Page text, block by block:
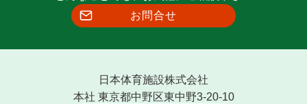
お問合せ
日本体育施設株式会社
本社 東京都中野区東中野3-20-10